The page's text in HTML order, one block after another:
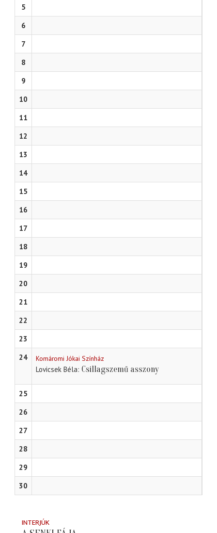
5
6
7
8
9
10
11
12
13
14
15
16
17
18
19
20
21
22
23
24
Komáromi Jókai Színház
Lovicsek Béla Csillagszemű asszony
25
26
27
28
29
30
INTERJÚK